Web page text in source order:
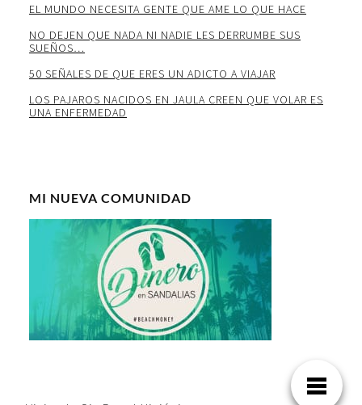
EL MUNDO NECESITA GENTE QUE AME LO QUE HACE
NO DEJEN QUE NADA NI NADIE LES DERRUMBE SUS
SUEÑOS…
50 SEÑALES DE QUE ERES UN ADICTO A VIAJAR
LOS PAJAROS NACIDOS EN JAULA CREEN QUE VOLAR ES
UNA ENFERMEDAD
MI NUEVA COMUNIDAD